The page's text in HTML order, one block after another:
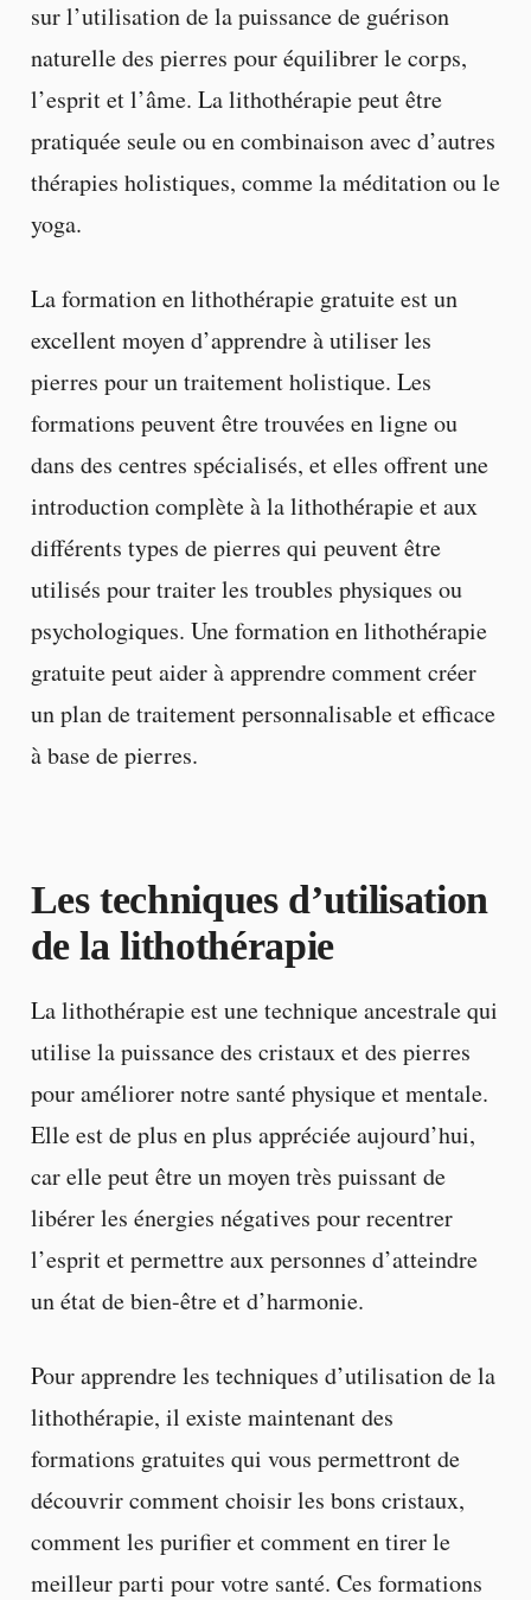
sur l’utilisation de la puissance de guérison
naturelle des pierres pour équilibrer le corps,
l’esprit et l’âme. La lithothérapie peut être
pratiquée seule ou en combinaison avec d’autres
thérapies holistiques, comme la méditation ou le
yoga.
La formation en lithothérapie gratuite est un
excellent moyen d’apprendre à utiliser les
pierres pour un traitement holistique. Les
formations peuvent être trouvées en ligne ou
dans des centres spécialisés, et elles offrent une
introduction complète à la lithothérapie et aux
différents types de pierres qui peuvent être
utilisés pour traiter les troubles physiques ou
psychologiques. Une formation en lithothérapie
gratuite peut aider à apprendre comment créer
un plan de traitement personnalisable et efficace
à base de pierres.
Les techniques d’utilisation
de la lithothérapie
La lithothérapie est une technique ancestrale qui
utilise la puissance des cristaux et des pierres
pour améliorer notre santé physique et mentale.
Elle est de plus en plus appréciée aujourd’hui,
car elle peut être un moyen très puissant de
libérer les énergies négatives pour recentrer
l’esprit et permettre aux personnes d’atteindre
un état de bien-être et d’harmonie.
Pour apprendre les techniques d’utilisation de la
lithothérapie, il existe maintenant des
formations gratuites qui vous permettront de
découvrir comment choisir les bons cristaux,
comment les purifier et comment en tirer le
meilleur parti pour votre santé. Ces formations